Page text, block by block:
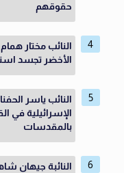
حقوقهم
النائب مختار
الأخضر تجسد
النائب ياسر
الإسرائيلية
بالمقدسات
النائبة جيهان